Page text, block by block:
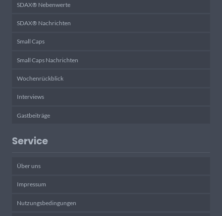
SDAX® Nebenwerte
SDAX® Nachrichten
Small Caps
Small Caps Nachrichten
Wochenrückblick
Interviews
Gastbeiträge
Service
Über uns
Impressum
Nutzungsbedingungen